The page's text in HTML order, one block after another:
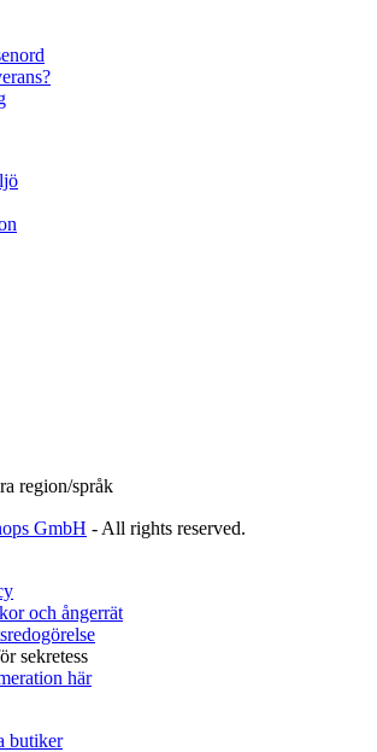
region/språk
GmbH - All rights reserved.
och ångerrät
sekretess
här
butiker